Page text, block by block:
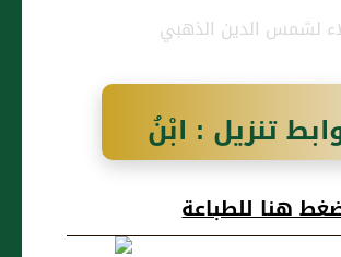
لشمس الدين الذهبي
تنزيل : ابْنُ
الحُسَيْنُ
أَبِي نَصْرٍ بنِ
هنا للطباعة